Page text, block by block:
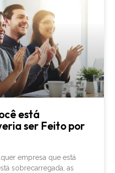
está
ser Feito por
empresa que está
sobrecarregada, as